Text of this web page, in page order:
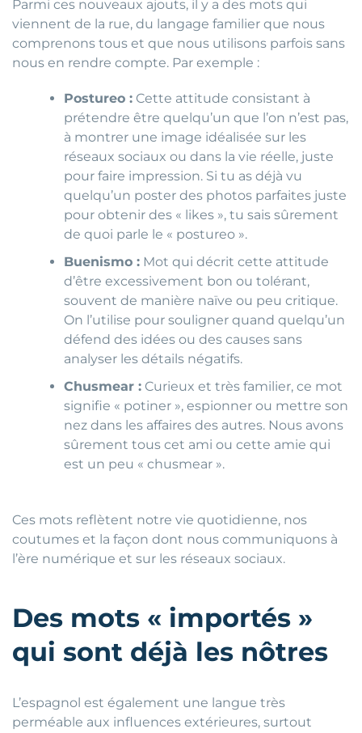
Parmi ces nouveaux ajouts, il y a des mots qui
viennent de la rue, du langage familier que nous
comprenons tous et que nous utilisons parfois sans
nous en rendre compte. Par exemple :
Postureo : Cette attitude consistant à
prétendre être quelqu’un que l’on n’est pas,
à montrer une image idéalisée sur les
réseaux sociaux ou dans la vie réelle, juste
pour faire impression. Si tu as déjà vu
quelqu’un poster des photos parfaites juste
pour obtenir des « likes », tu sais sûrement
de quoi parle le « postureo ».
Buenismo : Mot qui décrit cette attitude
d’être excessivement bon ou tolérant,
souvent de manière naïve ou peu critique.
On l’utilise pour souligner quand quelqu’un
défend des idées ou des causes sans
analyser les détails négatifs.
Chusmear : Curieux et très familier, ce mot
signifie « potiner », espionner ou mettre son
nez dans les affaires des autres. Nous avons
sûrement tous cet ami ou cette amie qui
est un peu « chusmear ».
Ces mots reflètent notre vie quotidienne, nos
coutumes et la façon dont nous communiquons à
l’ère numérique et sur les réseaux sociaux.
Des mots « importés »
qui sont déjà les nôtres
L’espagnol est également une langue très
perméable aux influences extérieures, surtout